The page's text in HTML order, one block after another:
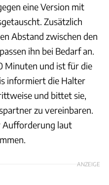
eine Version mit
Zusätzlich
Abstand zwischen den
ihn bei Bedarf an.
Minuten und ist für die
informiert die Halter
und bittet sie,
zu vereinbaren.
Aufforderung laut
ANZEIGE